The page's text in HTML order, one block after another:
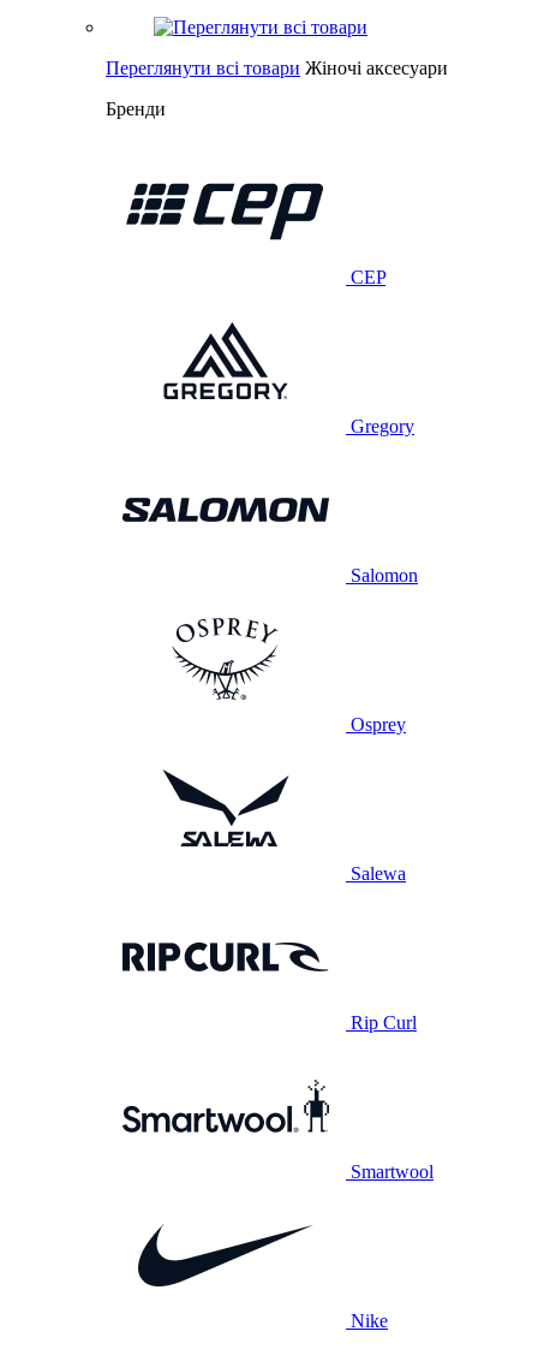
Переглянути всі товари Жіночі аксесуари
Бренди
CEP
Gregory
Salomon
Osprey
Salewa
Rip Curl
Smartwool
Nike